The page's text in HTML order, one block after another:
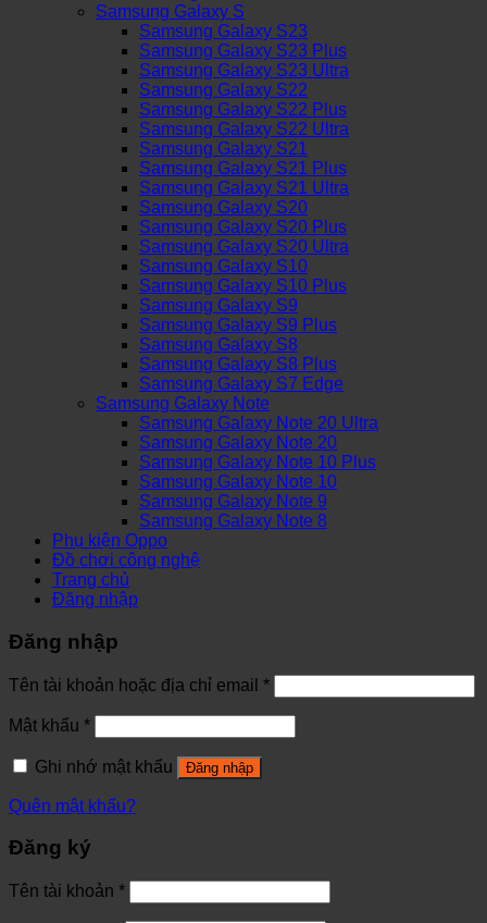
Samsung Galaxy S
Samsung Galaxy S23
Samsung Galaxy S23 Plus
Samsung Galaxy S23 Ultra
Samsung Galaxy S22
Samsung Galaxy S22 Plus
Samsung Galaxy S22 Ultra
Samsung Galaxy S21
Samsung Galaxy S21 Plus
Samsung Galaxy S21 Ultra
Samsung Galaxy S20
Samsung Galaxy S20 Plus
Samsung Galaxy S20 Ultra
Samsung Galaxy S10
Samsung Galaxy S10 Plus
Samsung Galaxy S9
Samsung Galaxy S9 Plus
Samsung Galaxy S8
Samsung Galaxy S8 Plus
Samsung Galaxy S7 Edge
Samsung Galaxy Note
Samsung Galaxy Note 20 Ultra
Samsung Galaxy Note 20
Samsung Galaxy Note 10 Plus
Samsung Galaxy Note 10
Samsung Galaxy Note 9
Samsung Galaxy Note 8
Phụ kiện Oppo
Đồ chơi công nghệ
Trang chủ
Đăng nhập
Đăng nhập
Tên tài khoản hoặc địa chỉ email *
Mật khẩu *
Ghi nhớ mật khẩu Đăng nhập
Quên mật khẩu?
Đăng ký
Tên tài khoản *